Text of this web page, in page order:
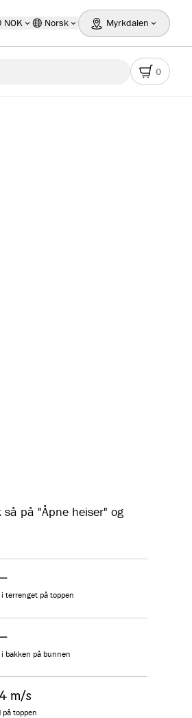
NOK Norsk Myrkdalen
0
så på "Åpne heiser" og
terrenget på toppen
–
bakken på bunnen
–
på toppen
4 m/s